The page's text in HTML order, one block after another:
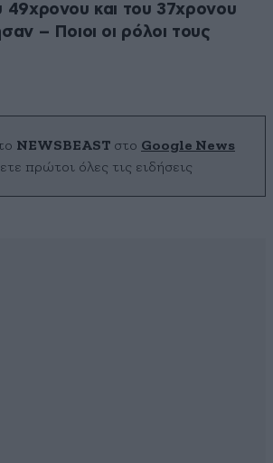
και του 37χρονου
– Ποιοι οι ρόλοι τους
NEWSBEAST στο Google News
πρώτοι όλες τις ειδήσεις